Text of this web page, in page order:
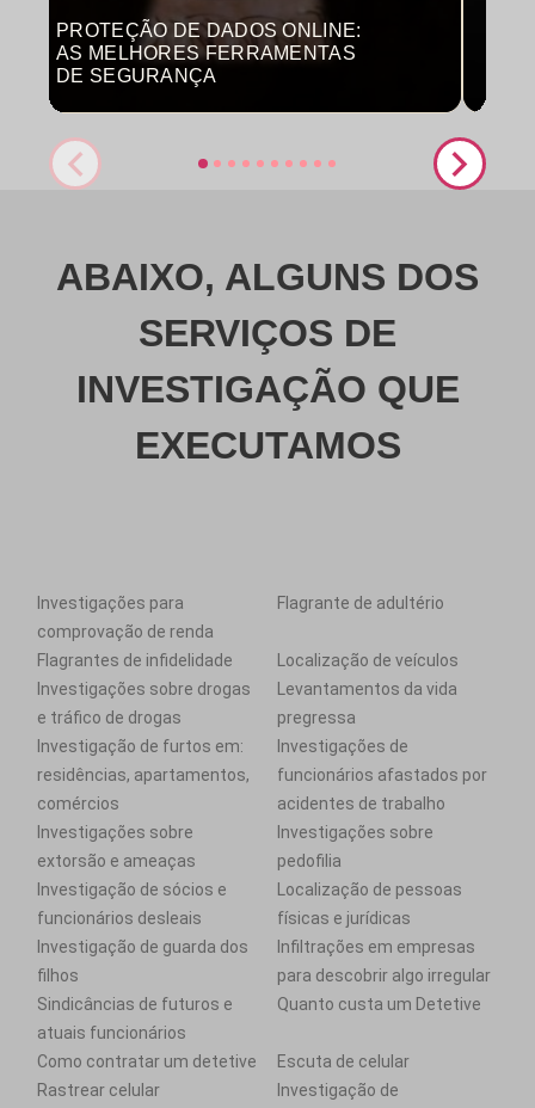
PROTEÇÃO DE DADOS ONLINE:
AS MELHORES FERRAMENTAS
DE SEGURANÇA
ABAIXO, ALGUNS DOS
SERVIÇOS DE
INVESTIGAÇÃO QUE
EXECUTAMOS
Investigações para
comprovação de renda
Flagrante de adultério
Flagrantes de infidelidade
Localização de veículos
Investigações sobre drogas
e tráfico de drogas
Levantamentos da vida
pregressa
Investigação de furtos em:
residências, apartamentos,
comércios
Investigações de
funcionários afastados por
acidentes de trabalho
Investigações sobre
extorsão e ameaças
Investigações sobre
pedofilia
Investigação de sócios e
funcionários desleais
Localização de pessoas
físicas e jurídicas
Investigação de guarda dos
filhos
Infiltrações em empresas
para descobrir algo irregular
Sindicâncias de futuros e
atuais funcionários
Quanto custa um Detetive
Como contratar um detetive
Escuta de celular
Rastrear celular
Investigação de